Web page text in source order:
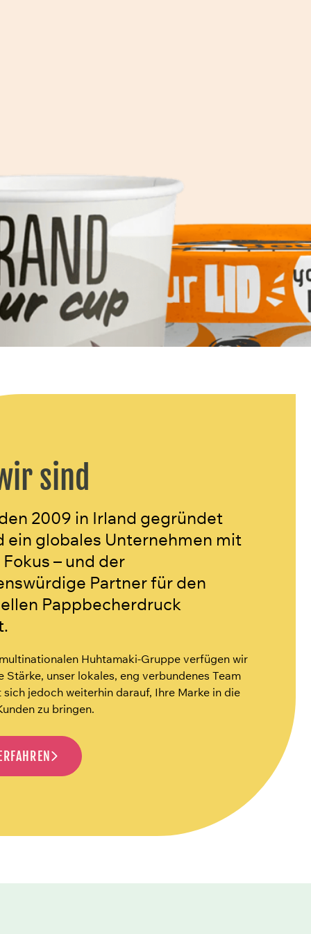
sind
2009 in Irland gegründet
ein globales Unternehmen mit
– und der
Partner für den
Pappbecherdruck
Huhtamaki-Gruppe verfügen wir
Stärke, unser lokales, eng verbundenes Team
jedoch weiterhin darauf, Ihre Marke in die
zu bringen.